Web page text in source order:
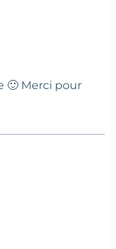
🙂 Merci pour